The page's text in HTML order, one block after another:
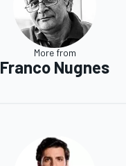
More from
Franco Nugnes